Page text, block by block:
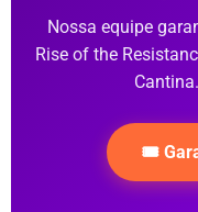
Nossa equipe
Rise of the
🎟️